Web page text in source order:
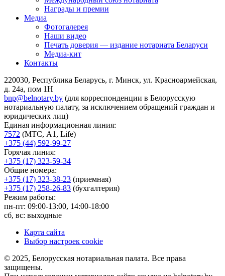
Награды и премии
Медиа
Фотогалерея
Наши видео
Печать доверия — издание нотариата Беларуси
Медиа-кит
Контакты
220030, Республика Беларусь, г. Минск, ул. Красноармейская,
д. 24а, пом 1Н
bnp@belnotary.by (для корреспонденции в Белорусскую
нотариальную палату, за исключением обращений граждан и
юридических лиц)
Единая информационная линия:
7572 (МТС, A1, Life)
+375 (44) 592-99-27
Горячая линия:
+375 (17) 323-59-34
Общие номера:
+375 (17) 323-38-23 (приемная)
+375 (17) 258-26-83 (бухгалтерия)
Режим работы:
пн-пт: 09:00-13:00, 14:00-18:00
сб, вс: выходные
Карта сайта
Выбор настроек cookie
© 2025, Белорусская нотариальная палата. Все права
защищены.